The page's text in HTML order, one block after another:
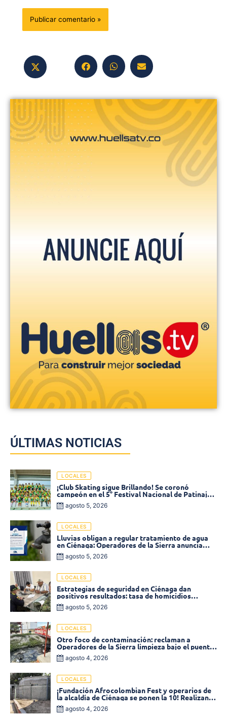
ÚLTIMAS NOTICIAS
LOCALES
¡Club Skating sigue Brillando! Se coronó
campeón en el 5° Festival Nacional de Patinaje
«Soledad sobre Ruedas»
agosto 5, 2026
LOCALES
Lluvias obligan a regular tratamiento de agua
en Ciénaga: Operadores de la Sierra anuncia
baja presión en varios sectores
agosto 5, 2026
LOCALES
Estrategias de seguridad en Ciénaga dan
positivos resultados: tasa de homicidios
disminuyó un 58% en 2026
agosto 5, 2026
LOCALES
Otro foco de contaminación: reclaman a
Operadores de la Sierra limpieza bajo el puente
de la calle 19 con carrera 11
agosto 4, 2026
LOCALES
¡Fundación Afrocolombian Fest y operarios de
la alcaldía de Ciénaga se ponen la 10! Realizan
limpieza de la parte posterior del Coliseo
Monumental
agosto 4, 2026